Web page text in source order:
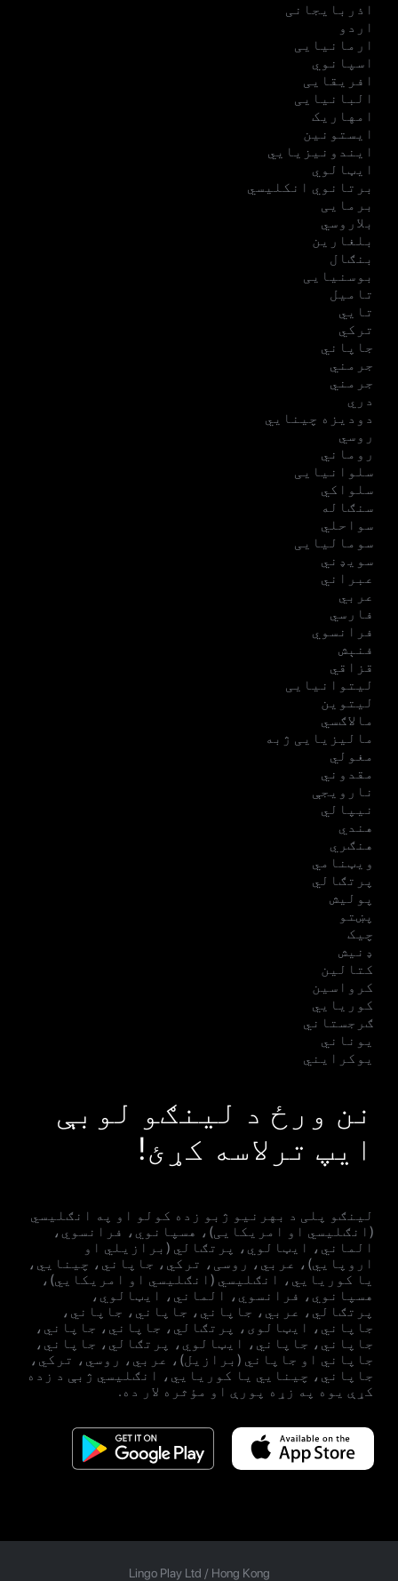
اذربایجانی
اردو
ارمانیایی
اسپانوي
افریقایی
البانیایی
امهاریک
ایستونین
ایندونیزیایي
ایټالوي
برتانوي انکلیسي
برمایی
بلاروسي
بلغارین
بنګال
بوسنیایی
تامیل
تایي
ترکي
جاپاني
جرمني
جرمني
دري
دودیزه چینایي
روسي
روماني
سلوانیایی
سلواکي
سنګاله
سواحلي
سومالیایی
سویډني
عبراني
عربي
فارسي
فرانسوي
فنېش
قزاقي
لیتوانیایی
لیتوین
مالاګسي
مالیزیایی ژبه
مغولي
مقدوني
نارویجې
نیپالي
هندي
هنګري
ویټنامي
پرتګالي
پولیش
پښتو
چیک
ډنیش
کتالین
کرواسین
کوریایي
ګرجستاني
یوناني
یوکرایني
نن ورځ د لینګو لوبې
ایپ ترلاسه کړئ!
لینګو پلی د بهرنیو ژبو زده کولو او په انګلیسي
(انګلیسي او امریکایی)، هسپانوي، فرانسوي،
الماني، ایټالوي، پرتګالي (برازیلي او
اروپايي)، عربي، روسی، ترکي، جاپاني، چینایي،
یا کوریايي، انګلیسي (انګلیسي او امریکایي)،
هسپانوي، فرانسوي، الماني، ایټالوي،
پرتګالي، عربي، جاپاني، جاپاني، جاپاني،
جاپاني، ایټالوی، پرتګالي، جاپاني، جاپاني،
جاپاني، جاپاني، ایټالوي، پرتګالي، جاپاني،
جاپاني او جاپاني (برازيل)، عربي، روسي، ترکي،
جاپاني، چینايي یا کوریايي، انګلیسي ژبې د زده
کړې یوه په زړه پورې او مؤثره لار ده.
Lingo Play Ltd / Hong Kong